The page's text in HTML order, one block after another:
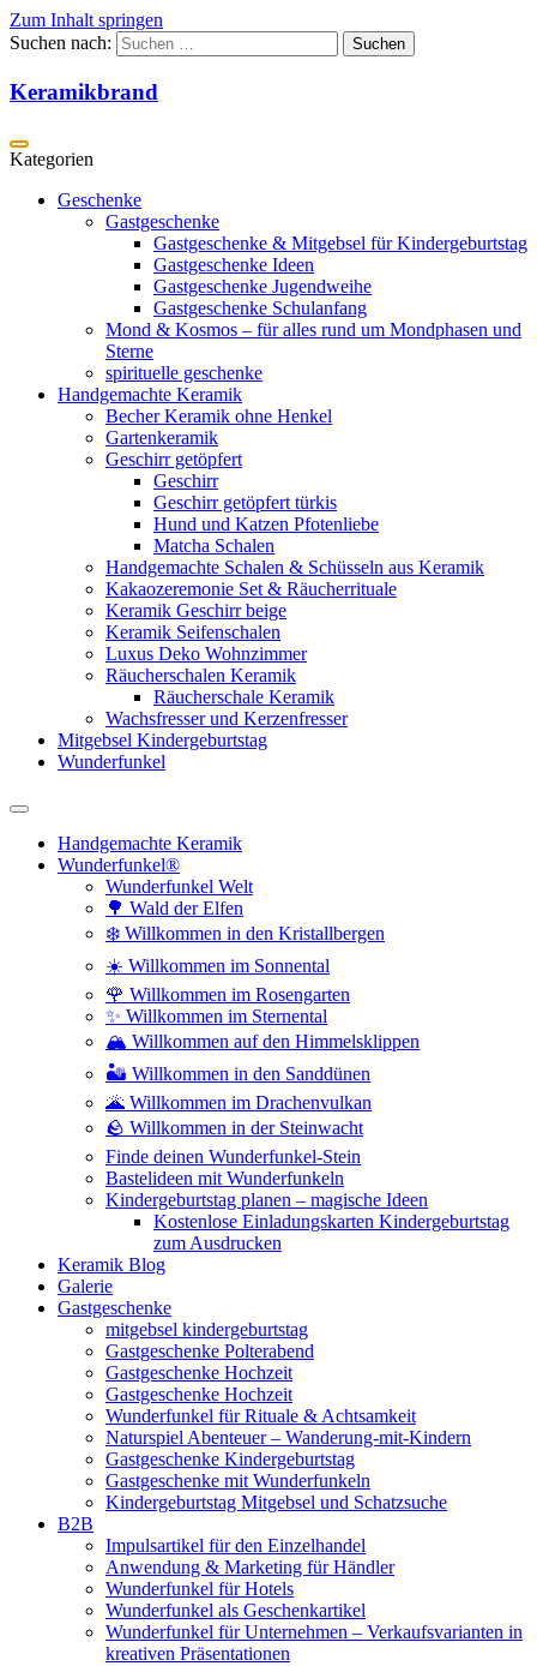
Zum Inhalt springen
Suchen nach:
Keramikbrand
Geschenke
Gastgeschenke
Gastgeschenke & Mitgebsel für Kindergeburtstag
Gastgeschenke Ideen
Gastgeschenke Jugendweihe
Gastgeschenke Schulanfang
Mond & Kosmos – für alles rund um Mondphasen und
Sterne
spirituelle geschenke
Handgemachte Keramik
Becher Keramik ohne Henkel
Gartenkeramik
Geschirr getöpfert
Geschirr
Geschirr getöpfert türkis
Hund und Katzen Pfotenliebe
Matcha Schalen
Handgemachte Schalen & Schüsseln aus Keramik
Kakaozeremonie Set & Räucherrituale
Keramik Geschirr beige
Keramik Seifenschalen
Luxus Deko Wohnzimmer
Räucherschalen Keramik
Räucherschale Keramik
Wachsfresser und Kerzenfresser
Mitgebsel Kindergeburtstag
Wunderfunkel
Handgemachte Keramik
Wunderfunkel®
Wunderfunkel Welt
🌳 Wald der Elfen
❄️ Willkommen in den Kristallbergen
☀️ Willkommen im Sonnental
🌹 Willkommen im Rosengarten
✨ Willkommen im Sternental
🏔️ Willkommen auf den Himmelsklippen
🏜️ Willkommen in den Sanddünen
🌋 Willkommen im Drachenvulkan
🪨 Willkommen in der Steinwacht
Finde deinen Wunderfunkel-Stein
Bastelideen mit Wunderfunkeln
Kindergeburtstag planen – magische Ideen
Kostenlose Einladungskarten Kindergeburtstag
zum Ausdrucken
Keramik Blog
Galerie
Gastgeschenke
mitgebsel kindergeburtstag
Gastgeschenke Polterabend
Gastgeschenke Hochzeit
Gastgeschenke Hochzeit
Wunderfunkel für Rituale & Achtsamkeit
Naturspiel Abenteuer – Wanderung-mit-Kindern
Gastgeschenke Kindergeburtstag
Gastgeschenke mit Wunderfunkeln
Kindergeburtstag Mitgebsel und Schatzsuche
B2B
Impulsartikel für den Einzelhandel
Anwendung & Marketing für Händler
Wunderfunkel für Hotels
Wunderfunkel als Geschenkartikel
Wunderfunkel für Unternehmen – Verkaufsvarianten in
kreativen Präsentationen